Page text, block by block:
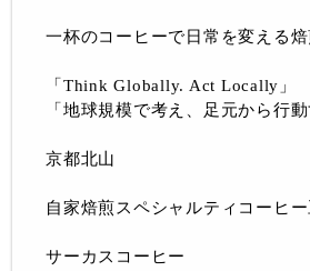
一杯のコーヒーで日常を変える
「Think Globally. Act Locally」
「地球規模で考え、足元から行動
京都北山
自家焙煎スペシャルティコーヒ
サーカスコーヒー